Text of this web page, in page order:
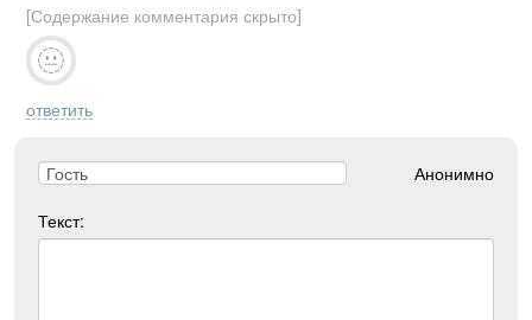
[Содержание комментария скрыто]
ответить
Анонимно
Текст: